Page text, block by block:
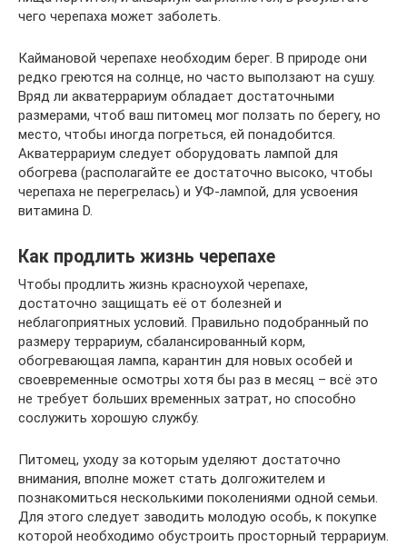
чего черепаха может заболеть.
Каймановой черепахе необходим берег. В природе они
редко греются на солнце, но часто выползают на сушу.
Вряд ли акватеррариум обладает достаточными
размерами, чтоб ваш питомец мог ползать по берегу, но
место, чтобы иногда погреться, ей понадобится.
Акватеррариум следует оборудовать лампой для
обогрева (располагайте ее достаточно высоко, чтобы
черепаха не перегрелась) и УФ-лампой, для усвоения
витамина D.
Как продлить жизнь черепахе
Чтобы продлить жизнь красноухой черепахе,
достаточно защищать её от болезней и
неблагоприятных условий. Правильно подобранный по
размеру террариум, сбалансированный корм,
обогревающая лампа, карантин для новых особей и
своевременные осмотры хотя бы раз в месяц – всё это
не требует больших временных затрат, но способно
сослужить хорошую службу.
Питомец, уходу за которым уделяют достаточно
внимания, вполне может стать долгожителем и
познакомиться несколькими поколениями одной семьи.
Для этого следует заводить молодую особь, к покупке
которой необходимо обустроить просторный террариум.